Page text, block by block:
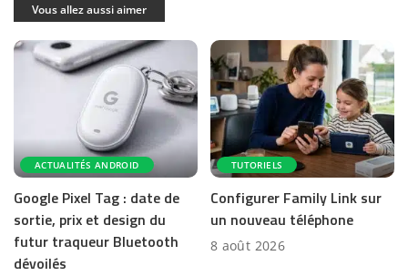
Vous allez aussi aimer
ACTUALITÉS ANDROID
Google Pixel Tag : date de
sortie, prix et design du
futur traqueur Bluetooth
dévoilés
TUTORIELS
Configurer Family Link sur
un nouveau téléphone
8 août 2026